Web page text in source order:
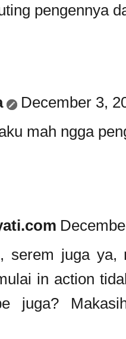
pengennya
December 3,
mah ngga
serem juga ya,
in action
juga?